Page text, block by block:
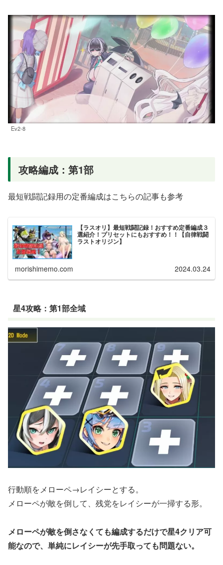
Ev2-8
攻略編成：第1部
最短戦闘記録用の定番編成はこちらの記事も参考
【ラスオリ】最短戦闘記録！おすすめ定番編成３
選紹介！プリセットにもおすすめ！！【自律戦闘
ラストオリジン】
morishimemo.com 2024.03.24
星4攻略：第1部全域
行動順をメローペ→レイシーとする。
メローペが敵を倒して、残党をレイシーが一掃する形。
メローペが敵を倒さなくても編成するだけで星4クリア可
能なので、単純にレイシーが先手取っても問題ない。